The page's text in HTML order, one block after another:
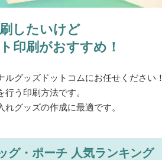
したいけど
印刷がおすすめ！
グッズドットコムにお任せください！
う印刷方法です。
グッズの作成に最適です。
グ・ポーチ 人気ランキング